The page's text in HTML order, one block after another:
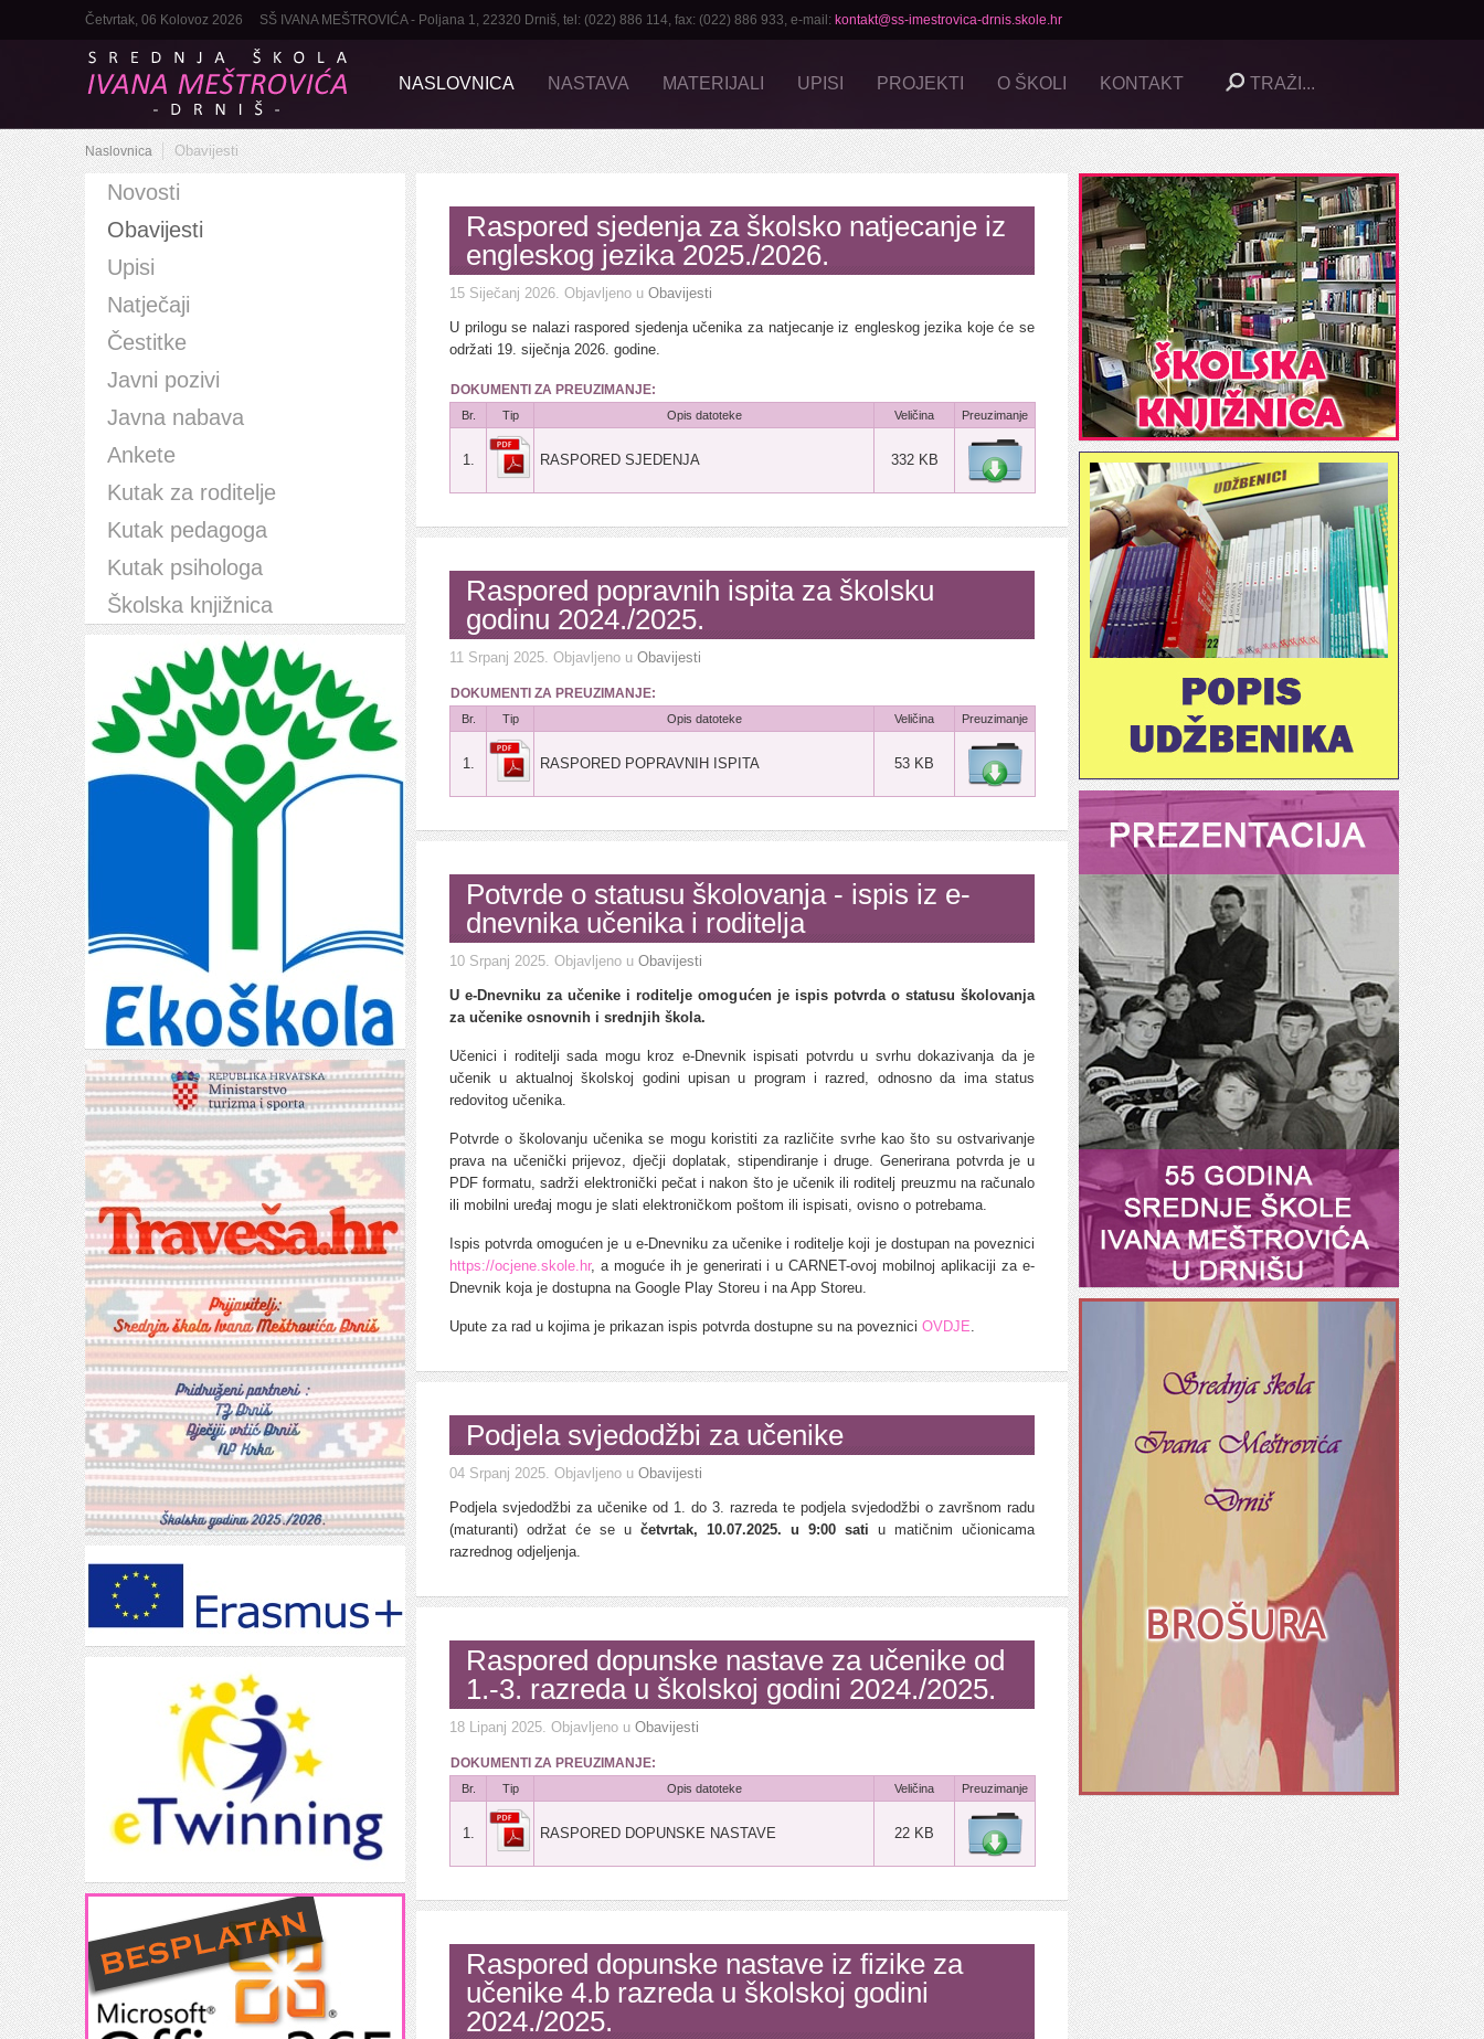
Četvrtak, 06 Kolovoz 2026 SŠ IVANA MEŠTROVIĆA - Poljana 1, 22320 Drniš, tel: (022) 886 114, fax: (022) 886 933, e-mail: kontakt@ss-imestrovica-drnis.skole.hr
NASLOVNICA NASTAVA MATERIJALI UPISI PROJEKTI O ŠKOLI KONTAKT
Naslovnica Obavijesti
Raspored sjedenja za školsko natjecanje iz
engleskog jezika 2025./2026.
15 Siječanj 2026. Objavljeno u Obavijesti
U prilogu se nalazi raspored sjedenja učenika za natjecanje iz engleskog jezika koje će se
održati 19. siječnja 2026. godine.
DOKUMENTI ZA PREUZIMANJE:
Br. Tip Opis datoteke Veličina Preuzimanje
1. RASPORED SJEDENJA 332 KB
Raspored popravnih ispita za školsku
godinu 2024./2025.
11 Srpanj 2025. Objavljeno u Obavijesti
DOKUMENTI ZA PREUZIMANJE:
Br. Tip Opis datoteke Veličina Preuzimanje
1. RASPORED POPRAVNIH ISPITA 53 KB
Potvrde o statusu školovanja - ispis iz e-
dnevnika učenika i roditelja
10 Srpanj 2025. Objavljeno u Obavijesti
U e-Dnevniku za učenike i roditelje omogućen je ispis potvrda o statusu školovanja
za učenike osnovnih i srednjih škola.
Učenici i roditelji sada mogu kroz e-Dnevnik ispisati potvrdu u svrhu dokazivanja da je
učenik u aktualnoj školskoj godini upisan u program i razred, odnosno da ima status
redovitog učenika.
Potvrde o školovanju učenika se mogu koristiti za različite svrhe kao što su ostvarivanje
prava na učenički prijevoz, dječji doplatak, stipendiranje i druge. Generirana potvrda je u
PDF formatu, sadrži elektronički pečat i nakon što je učenik ili roditelj preuzmu na računalo
ili mobilni uređaj mogu je slati elektroničkom poštom ili ispisati, ovisno o potrebama.
Ispis potvrda omogućen je u e-Dnevniku za učenike i roditelje koji je dostupan na poveznici
https://ocjene.skole.hr, a moguće ih je generirati i u CARNET-ovoj mobilnoj aplikaciji za e-
Dnevnik koja je dostupna na Google Play Storeu i na App Storeu.
Upute za rad u kojima je prikazan ispis potvrda dostupne su na poveznici OVDJE.
Podjela svjedodžbi za učenike
04 Srpanj 2025. Objavljeno u Obavijesti
Podjela svjedodžbi za učenike od 1. do 3. razreda te podjela svjedodžbi o završnom radu
(maturanti) održat će se u četvrtak, 10.07.2025. u 9:00 sati u matičnim učionicama
razrednog odjeljenja.
Raspored dopunske nastave za učenike od
1.-3. razreda u školskoj godini 2024./2025.
18 Lipanj 2025. Objavljeno u Obavijesti
DOKUMENTI ZA PREUZIMANJE:
Br. Tip Opis datoteke Veličina Preuzimanje
1. RASPORED DOPUNSKE NASTAVE 22 KB
Raspored dopunske nastave iz fizike za
učenike 4.b razreda u školskoj godini
2024./2025.
Novosti
Obavijesti
Upisi
Natječaji
Čestitke
Javni pozivi
Javna nabava
Ankete
Kutak za roditelje
Kutak pedagoga
Kutak psihologa
Školska knjižnica